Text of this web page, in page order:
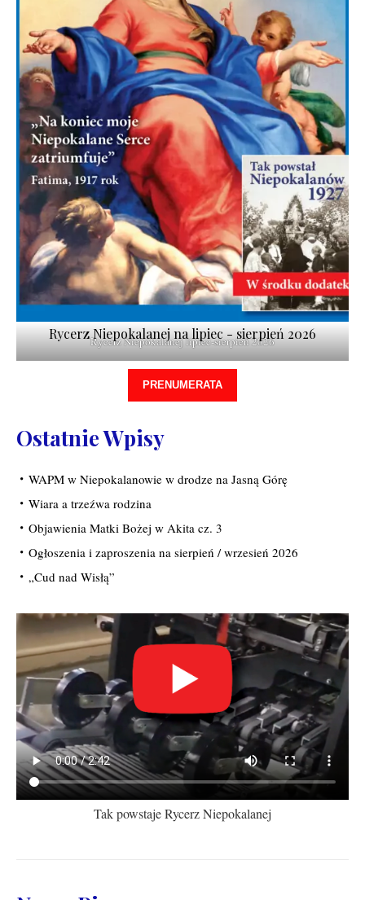
Rycerz Niepokalanej lipiec-sierpień 2026
Rycerz Niepokalanej na lipiec - sierpień 2026
PRENUMERATA
Ostatnie Wpisy
WAPM w Niepokalanowie w drodze na Jasną Górę
Wiara a trzeźwa rodzina
Objawienia Matki Bożej w Akita cz. 3
Ogłoszenia i zaproszenia na sierpień / wrzesień 2026
„Cud nad Wisłą”
Tak powstaje Rycerz Niepokalanej